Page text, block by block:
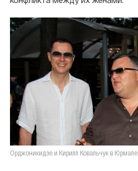
Орджоникидзе и Кирилл Ковальчук в Юрмале